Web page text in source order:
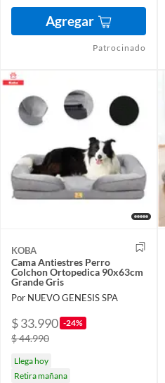
Agregar
Patrocinado
KOBA
Cama Antiestres Perro
Colchon Ortopedica 90x63cm
Grande Gris
Por NUEVO GENESIS SPA
$ 33.990 -24%
$ 44.990
Llega hoy
Retira mañana